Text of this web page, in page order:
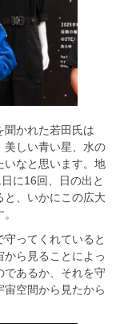
聞かれた若田氏は
美しい青い星、水の
いなと思います。地
に16回、日の出と
と、いかにこの広大
ってくれていると
ら見ることによっ
であるか、それを守
空間から見たから